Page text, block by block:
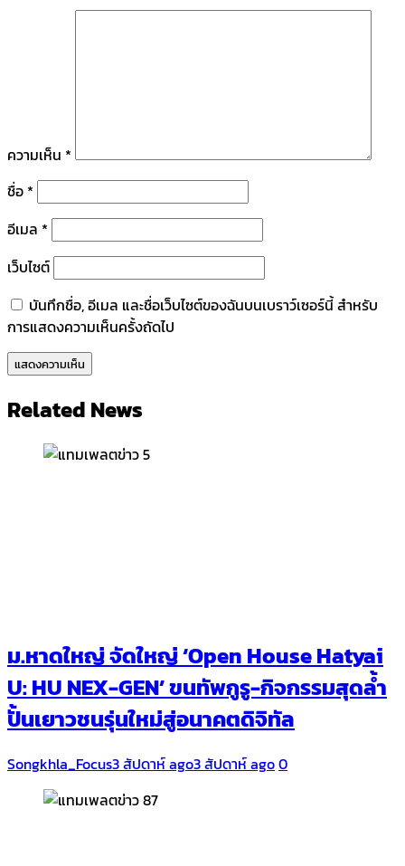
ความเห็น *
ชื่อ *
อีเมล *
เว็บไซต์
บันทึกชื่อ, อีเมล และชื่อเว็บไซต์ของฉันบนเบราว์เซอร์นี้ สำหรับ
การแสดงความเห็นครั้งถัดไป
Related News
ม.หาดใหญ่ จัดใหญ่ ‘Open House Hatyai
U: HU NEX-GEN’ ขนทัพกูรู-กิจกรรมสุดล้ำ
ปั้นเยาวชนรุ่นใหม่สู่อนาคตดิจิทัล
Songkhla_Focus3 สัปดาห์ ago3 สัปดาห์ ago0